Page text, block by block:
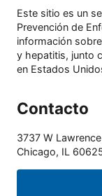
Este sitio es un
Prevención de
información
y hepatitis, junto
en Estados
Contacto
3737 W
Chicago, IL